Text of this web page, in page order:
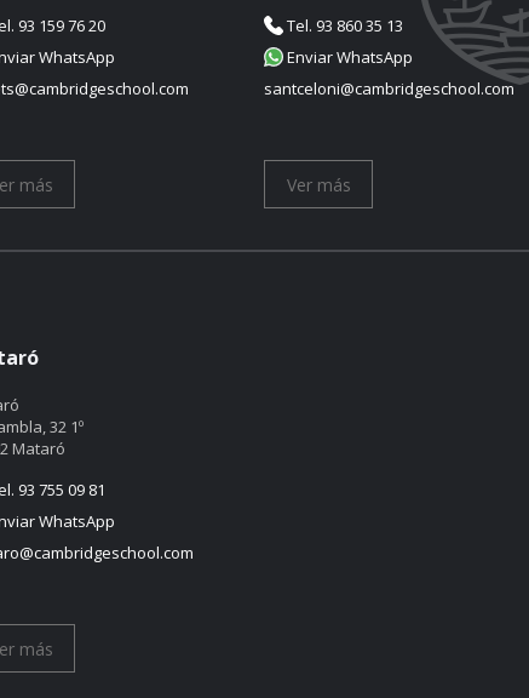
93 159 76 20
WhatsApp
más
Tel. 93 860 35 13
Enviar WhatsApp
santceloni@cambridgeschool.com
Ver más
32 1º
Mataró
93 755 09 81
WhatsApp
más